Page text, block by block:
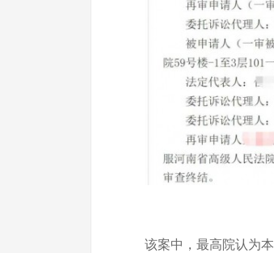
该案中，最高院认为